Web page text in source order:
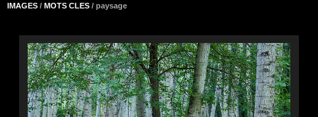
IMAGES / MOTS CLES / paysage